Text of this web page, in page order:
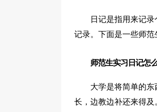
日记是指用来记
记录。下面是一些师范
师范生实习日记怎
大学是将简单的
长，边教边补还来得